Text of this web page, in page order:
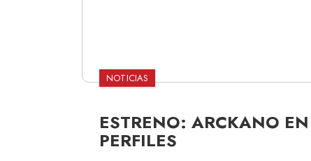
NOTICIAS
ESTRENO: ARCKANO EN
PERFILES